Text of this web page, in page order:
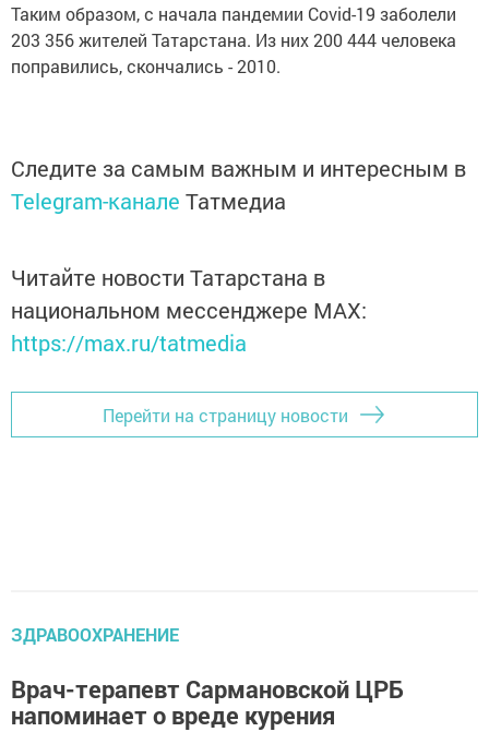
Таким образом, с начала пандемии Covid-19 заболели
203 356 жителей Татарстана. Из них 200 444 человека
поправились, скончались - 2010.
Следите за самым важным и интересным в
Telegram-канале Татмедиа
Читайте новости Татарстана в
национальном мессенджере MАХ:
https://max.ru/tatmedia
Перейти на страницу новости
ЗДРАВООХРАНЕНИЕ
Врач-терапевт Сармановской ЦРБ
напоминает о вреде курения